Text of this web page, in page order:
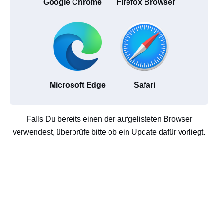
Google Chrome Firefox Browser
Microsoft Edge Safari
Falls Du bereits einen der aufgelisteten Browser
verwendest, überprüfe bitte ob ein Update dafür vorliegt.